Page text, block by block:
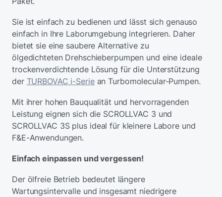
Sie ist einfach zu bedienen und lässt sich genauso
einfach in Ihre Laborumgebung integrieren. Daher
bietet sie eine saubere Alternative zu
ölgedichteten Drehschieberpumpen und eine ideale
trockenverdichtende Lösung für die Unterstützung
der TURBOVAC i-Seriean Turbomolecular-Pumpen.
Mit ihrer hohen Bauqualität und hervorragenden
Leistung eignen sich die SCROLLVAC 3 und
SCROLLVAC 3S plus ideal für kleinere Labore und
F&E-Anwendungen.
Einfach einpassen und vergessen!
Der ölfreie Betrieb bedeutet längere
Wartungsintervalle und insgesamt niedrigere